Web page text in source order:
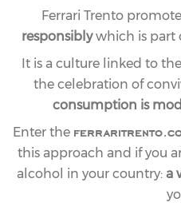
Ferrari Trento
responsiblywhich is part
It is a culture linked to
the celebration of
consumption is
Enter the
this approach and if you
alcohol in your country: a